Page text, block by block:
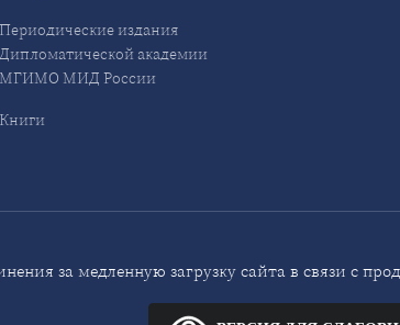
Периодические издания
Дипломатической академии
МГИМО МИД России
Книги
за медленную загрузку сайта в связи с